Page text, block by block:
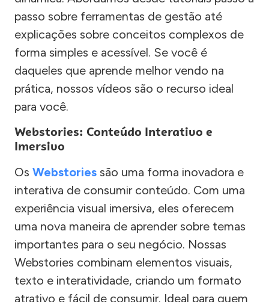
passo sobre ferramentas de gestão até
explicações sobre conceitos complexos de
forma simples e acessível. Se você é
daqueles que aprende melhor vendo na
prática, nossos vídeos são o recurso ideal
para você.
Webstories: Conteúdo Interativo e
Imersivo
Os Webstories são uma forma inovadora e
interativa de consumir conteúdo. Com uma
experiência visual imersiva, eles oferecem
uma nova maneira de aprender sobre temas
importantes para o seu negócio. Nossas
Webstories combinam elementos visuais,
texto e interatividade, criando um formato
atrativo e fácil de consumir. Ideal para quem